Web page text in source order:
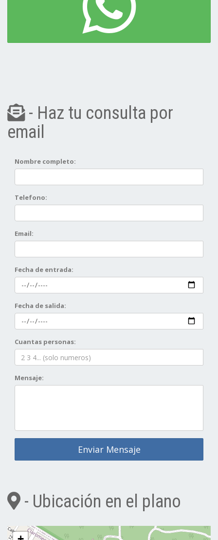
- Haz tu consulta por
email
Nombre completo:
Telefono:
Email:
Fecha de entrada:
Fecha de salida:
Cuantas personas:
Mensaje:
Enviar Mensaje
- Ubicación en el plano